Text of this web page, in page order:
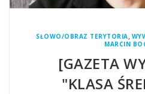
SŁOWO/OBRAZ TERYTORIA,
MARCIN
[GAZETA
"KLASA